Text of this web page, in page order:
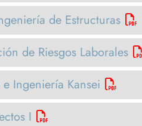
de Estructuras
de Riesgos Laborales
Ingeniería Kansei
I